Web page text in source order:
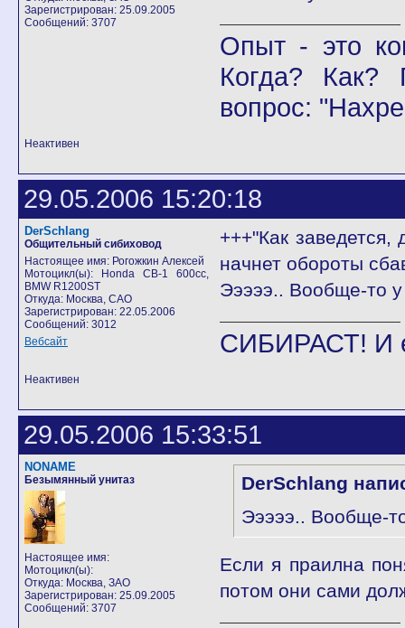
Зарегистрирован: 25.09.2005
Сообщений: 3707
Опыт - это
Когда? Как?
вопрос:
Неактивен
29.05.2006 15:20:18
DerSchlang
Общительный сибиховод
Настоящее имя: Рогожкин Алексей
Мотоцикл(ы): Honda CB-1 600cc,
BMW R1200ST
Откуда: Москва, САО
Зарегистрирован: 22.05.2006
Сообщений: 3012
Вебсайт
+++"Как
начнет обороты
Эээээ.. Вообще-то
СИБИРАСТ! И
Неактивен
29.05.2006 15:33:51
NONAME
Безымянный унитаз
Настоящее имя:
Мотоцикл(ы):
Откуда: Москва, ЗАО
Зарегистрирован: 25.09.2005
Сообщений: 3707
DerSchlang
Эээээ.. Вообще-
Если я праилна
потом они сами